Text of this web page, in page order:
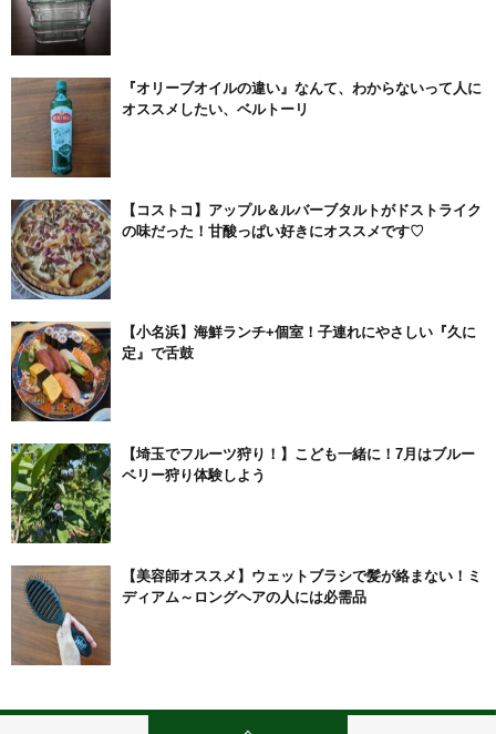
『オリーブオイルの違い』なんて、わからないって人に
オススメしたい、ベルトーリ
【コストコ】アップル＆ルバーブタルトがドストライク
の味だった！甘酸っぱい好きにオススメです♡
【小名浜】海鮮ランチ+個室！子連れにやさしい『久に
定』で舌鼓
【埼玉でフルーツ狩り！】こども一緒に！7月はブルー
ベリー狩り体験しよう
【美容師オススメ】ウェットブラシで髪が絡まない！ミ
ディアム～ロングヘアの人には必需品